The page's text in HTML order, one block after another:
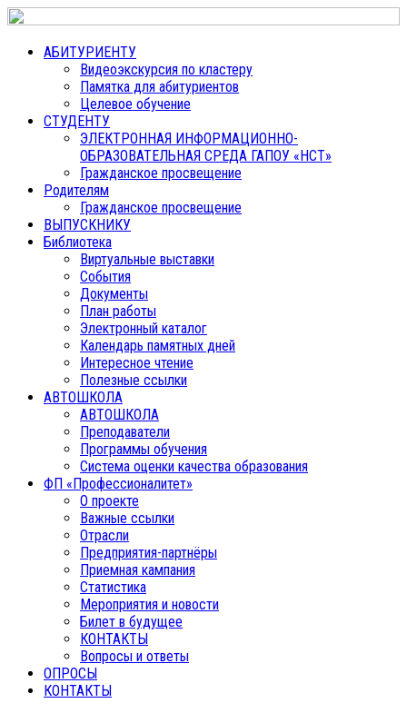
АБИТУРИЕНТУ
Видеоэкскурсия по кластеру
Памятка для абитуриентов
Целевое обучение
СТУДЕНТУ
ЭЛЕКТРОННАЯ ИНФОРМАЦИОННО-
ОБРАЗОВАТЕЛЬНАЯ СРЕДА ГАПОУ «НСТ»
Гражданское просвещение
Родителям
Гражданское просвещение
ВЫПУСКНИКУ
Библиотека
Виртуальные выставки
События
Документы
План работы
Электронный каталог
Календарь памятных дней
Интересное чтение
Полезные ссылки
АВТОШКОЛА
АВТОШКОЛА
Преподаватели
Программы обучения
Система оценки качества образования
ФП «Профессионалитет»
О проекте
Важные ссылки
Отрасли
Предприятия-партнёры
Приемная кампания
Статистика
Мероприятия и новости
Билет в будущее
КОНТАКТЫ
Вопросы и ответы
ОПРОСЫ
КОНТАКТЫ